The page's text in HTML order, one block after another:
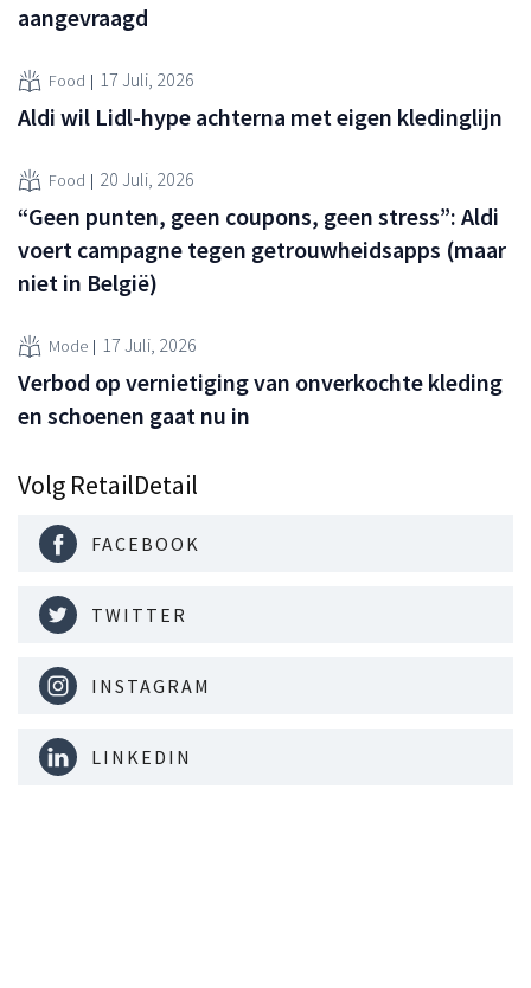
aangevraagd
Food 17 Juli, 2026
Aldi wil Lidl-hype achterna met eigen kledinglijn
Food 20 Juli, 2026
“Geen punten, geen coupons, geen stress”: Aldi
voert campagne tegen getrouwheidsapps (maar
niet in België)
Mode 17 Juli, 2026
Verbod op vernietiging van onverkochte kleding
en schoenen gaat nu in
Volg RetailDetail
FACEBOOK
TWITTER
INSTAGRAM
LINKEDIN